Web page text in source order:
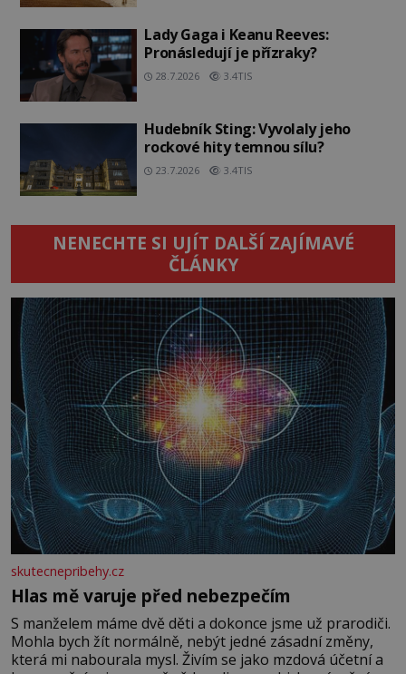
Lady Gaga i Keanu Reeves:
Pronásledují je přízraky?
28.7.2026 3.4TIS
Hudebník Sting: Vyvolaly jeho
rockové hity temnou sílu?
23.7.2026 3.4TIS
NENECHTE SI UJÍT DALŠÍ ZAJÍMAVÉ
ČLÁNKY
skutecnepribehy.cz
Hlas mě varuje před nebezpečím
S manželem máme dvě děti a dokonce jsme už prarodiči.
Mohla bych žít normálně, nebýt jedné zásadní změny,
která mi nabourala mysl. Živím se jako mzdová účetní a